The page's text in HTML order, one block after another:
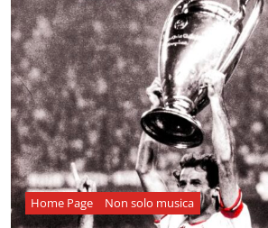
Home Page Non solo musica